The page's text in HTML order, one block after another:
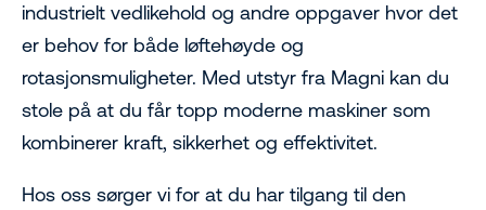
industrielt vedlikehold og andre oppgaver hvor det
er behov for både løftehøyde og
rotasjonsmuligheter. Med utstyr fra Magni kan du
stole på at du får topp moderne maskiner som
kombinerer kraft, sikkerhet og effektivitet.
Hos oss sørger vi for at du har tilgang til den